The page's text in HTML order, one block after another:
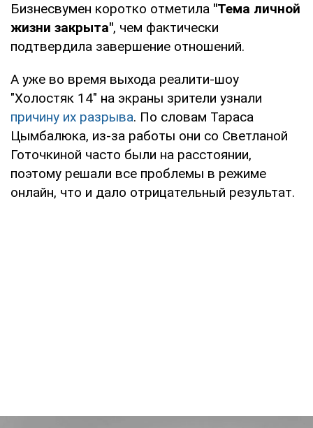
Бизнесвумен коротко отметила "Тема личной
жизни закрыта", чем фактически
подтвердила завершение отношений.
А уже во время выхода реалити-шоу
"Холостяк 14" на экраны зрители узнали
причину их разрыва. По словам Тараса
Цымбалюка, из-за работы они со Светланой
Готочкиной часто были на расстоянии,
поэтому решали все проблемы в режиме
онлайн, что и дало отрицательный результат.